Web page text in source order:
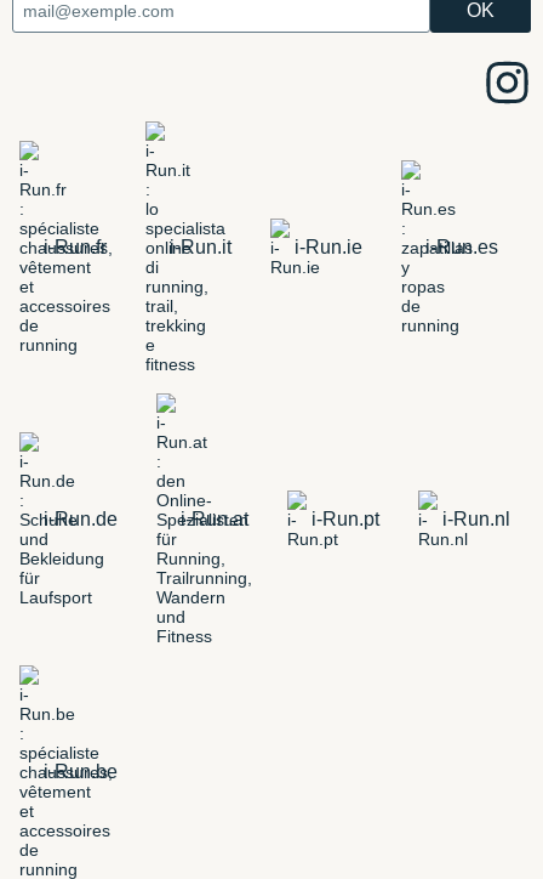
i-Run.fr i-Run.it i-Run.ie i-Run.es
i-Run.de i-Run.at i-Run.pt i-Run.nl
i-Run.be